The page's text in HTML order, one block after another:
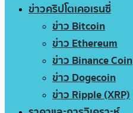
ข่าวคริปโตเคอเรนซี่
ข่าว Bitcoin
ข่าว Ethereum
ข่าว Binance Coin
ข่าว Dogecoin
ข่าว Ripple (XRP)